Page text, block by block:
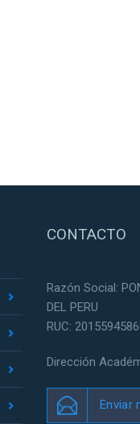
CONTACTO
Razón Social:
DEL PERU
RUC:
Dirección
Enviar